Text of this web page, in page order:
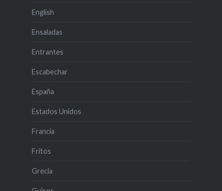
English
Ensaladas
Entrantes
Escabechar
España
Estados Unidos
Francia
Fritos
Grecia